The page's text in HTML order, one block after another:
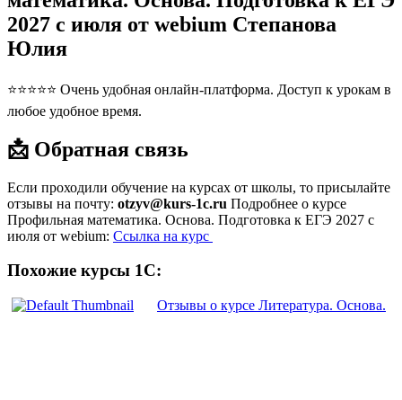
2027 с июля от webium Степанова
Юлия
⭐⭐⭐⭐⭐ Очень удобная онлайн-платформа. Доступ к урокам в
любое удобное время.
📩 Обратная связь
Если проходили обучение на курсах от школы, то присылайте
отзывы на почту: otzyv@kurs-1c.ru Подробнее о курсе
Профильная математика. Основа. Подготовка к ЕГЭ 2027 с
июля от webium: Ссылка на курс
Похожие курсы 1С:
Отзывы о курсе Литература. Основа.